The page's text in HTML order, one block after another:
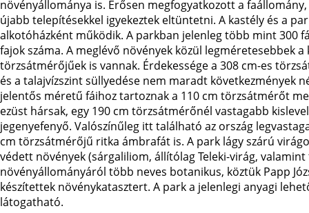
növényállománya is. Erősen megfogyatkozott a
újabb telepítésekkel igyekeztek eltüntetni. A kastély és a
alkotóházként működik. A parkban jelenleg több mint 300
fajok száma. A meglévő növények közül legméretesebbek
törzsátmérőjűek is vannak. Érdekessége a 308 cm-es
és a talajvízszint süllyedése nem maradt következmények
jelentős méretű fáihoz tartoznak a 110 cm törzsátmérőt
ezüst hársak, egy 190 cm törzsátmérőnél vastagabb
jegenyefenyő. Valószínűleg itt található az ország
cm törzsátmérőjű ritka ámbrafát is. A park lágy szárú
védett növények (sárgaliliom, állítólag Teleki-virág,
növényállományáról több neves botanikus, köztük Papp
készítettek növénykatasztert. A park a jelenlegi anyagi
látogatható.